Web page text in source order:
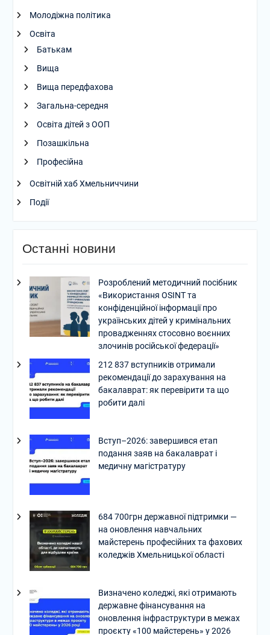
Молодіжна політика
Освіта
Батькам
Вища
Вища передфахова
Загальна-середня
Освіта дітей з ООП
Позашкільна
Професійна
Освітній хаб Хмельниччини
Події
Останні новини
Розроблений методичний посібник
«Використання OSINT та
конфіденційної інформації про
українських дітей у кримінальних
провадженнях стосовно воєнних
злочинів російської федерації»
212 837 вступників отримали
рекомендації до зарахування на
бакалаврат: як перевірити та що
робити далі
Вступ–2026: завершився етап
подання заяв на бакалаврат і
медичну магістратуру
684 700грн державної підтримки —
на оновлення навчальних
майстерень професійних та фахових
коледжів Хмельницької області
Визначено коледжі, які отримають
державне фінансування на
оновлення інфраструктури в межах
проєкту «100 майстерень» у 2026